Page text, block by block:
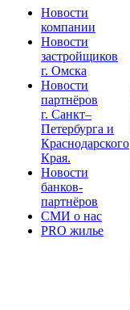
Новости
компании
Новости
застройщиков
г. Омска
Новости
партнёров
г. Санкт–
Петербурга и
Краснодарского
Края.
Новости
банков-
партнёров
СМИ о нас
PRO жилье